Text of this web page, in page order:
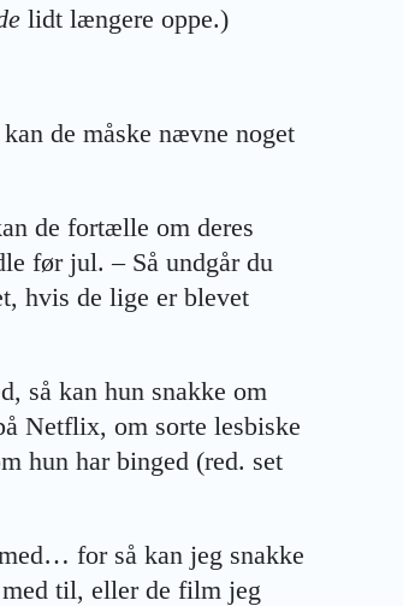
lidt længere oppe.)
de måske nævne noget
de fortælle om deres
før jul. – Så undgår du
hvis de lige er blevet
så kan hun snakke om
Netflix, om sorte lesbiske
hun har binged (red. set
for så kan jeg snakke
til, eller de film jeg